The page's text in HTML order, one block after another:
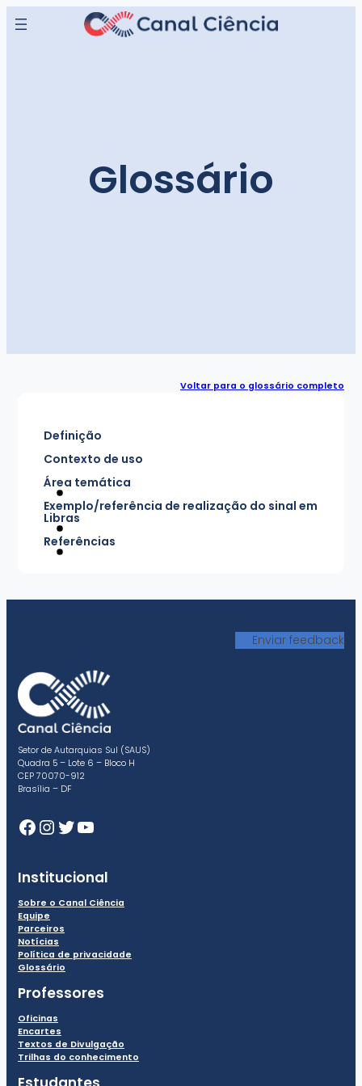
Glossário
Voltar para o glossário completo
Definição
Contexto de uso
Área temática
Exemplo/referência de realização do sinal em
Libras
Referências
Enviar feedback
Setor de Autarquias Sul (SAUS)
Quadra 5 – Lote 6 – Bloco H
CEP 70070-912
Brasília – DF
Facebook
Instagram
Twitter
Youtube
Institucional
Sobre o Canal Ciência
Equipe
Parceiros
Notícias
Política de privacidade
Glossário
Professores
Oficinas
Encartes
Textos de Divulgação
Trilhas do conhecimento